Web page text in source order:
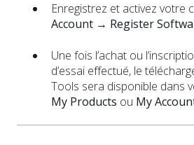
Enregistrez et activez votre
Account → Register
Une fois l’achat ou
d’essai effectué, le
Tools sera disponible dans
My Products ou My